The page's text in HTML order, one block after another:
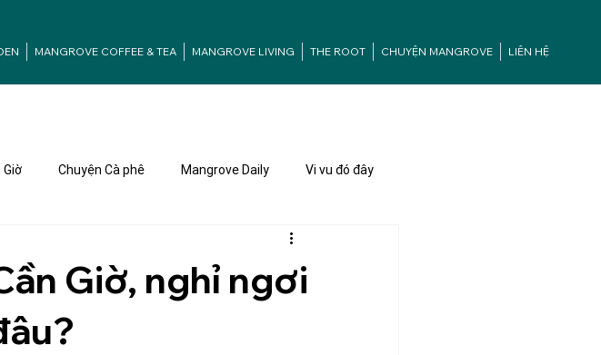
MANGROVE COFFEE & TEA MANGROVE LIVING THE ROOT CHUYỆN MANGROVE LIÊN HỆ
Chuyện Cà phê Mangrove Daily Vi vu đó đây
Giờ, nghỉ ngơi